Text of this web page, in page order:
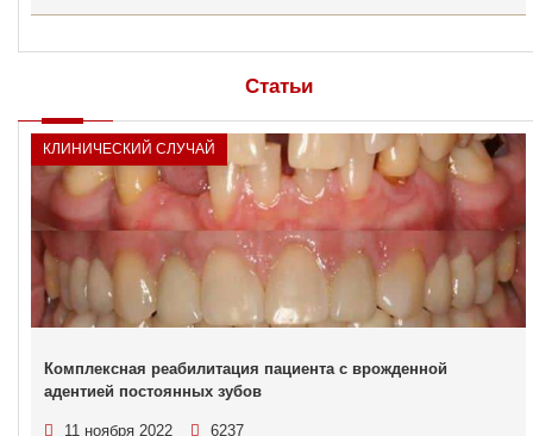
Статьи
КЛИНИЧЕСКИЙ СЛУЧАЙ
Комплексная реабилитация пациента с врожденной
адентией постоянных зубов
11 ноября 2022 6237